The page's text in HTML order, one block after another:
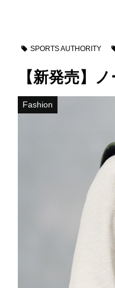
SPORTS AUTHORITY
【新発売】
Fashion